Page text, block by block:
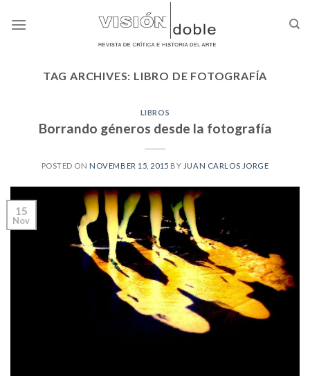
TAG ARCHIVES: LIBRO DE FOTOGRAFÍA
LIBROS
Borrando géneros desde la fotografía
POSTED ON NOVEMBER 15, 2015 BY JUAN CARLOS JORGE
15
Nov